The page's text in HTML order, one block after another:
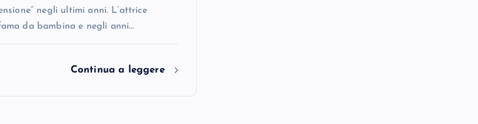
negli ultimi anni. L’attrice
da bambina e negli anni…
Continua a leggere